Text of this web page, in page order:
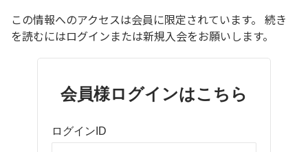
この情報へのアクセスは会員に限定されています。 続き
を読むにはログインまたは新規入会をお願いします。
会員様ログインはこちら
ログインID